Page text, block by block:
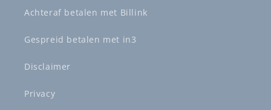
Achteraf betalen met Billink
Gespreid betalen met in3
Disclaimer
Privacy